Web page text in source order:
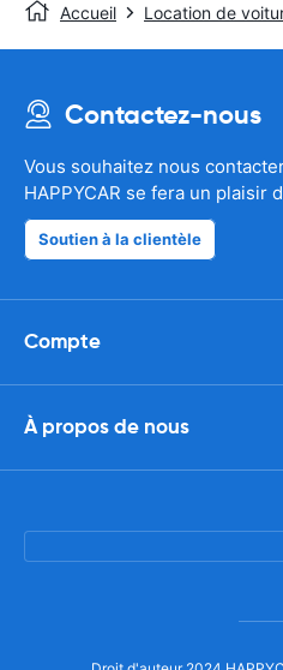
Accueil Location de
Contactez-nous
Vous souhaitez nous
HAPPYCAR se fera un plaisir
Soutien à la clientèle
Compte
À propos de nous